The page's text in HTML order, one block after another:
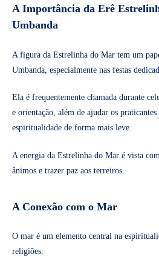
A Importância da Erê
Umbanda
A figura da Estrelinha do Mar tem um
Umbanda, especialmente nas festas
Ela é frequentemente chamada durante
e orientação, além de ajudar os
espiritualidade de forma mais leve.
A energia da Estrelinha do Mar é vista
ânimos e trazer paz aos terreiros.
A Conexão com o Mar
O mar é um elemento central na
religiões.